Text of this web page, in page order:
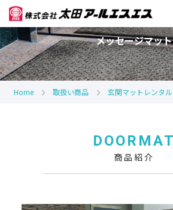
メッセージマット
Home 取扱い商品 玄関マットレンタル
DOORMAT
商品紹介